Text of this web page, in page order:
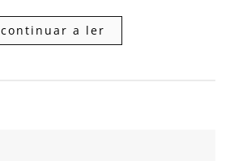
continuar a ler